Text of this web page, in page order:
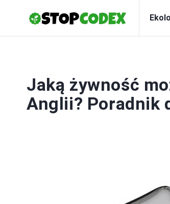
Jaką żywność
Anglii? Poradnik